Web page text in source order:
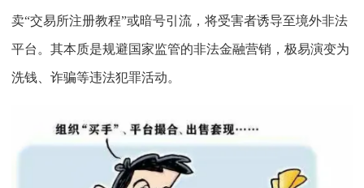
卖“交易所注册教程”或暗号引流，将受害者诱导至境外非法
平台。其本质是规避国家监管的非法金融营销，极易演变为
洗钱、诈骗等违法犯罪活动。